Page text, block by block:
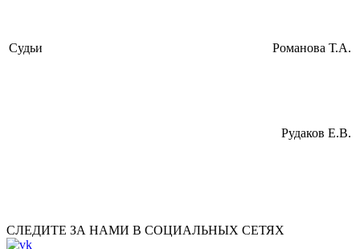
Судьи Романова Т.А.
Рудаков Е.В.
СЛЕДИТЕ ЗА НАМИ В СОЦИАЛЬНЫХ СЕТЯХ